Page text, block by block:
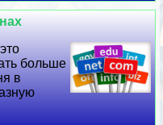
больше
в